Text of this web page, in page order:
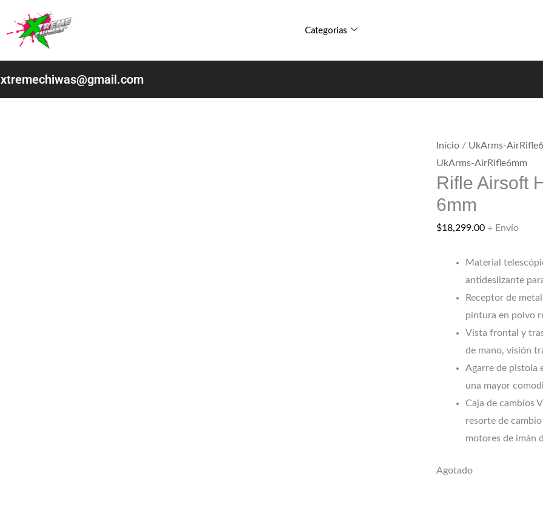
contenido
Categorias
xtremechiwas@gmail.com
Inicio / UkArms-
UkArms-AirRifle6mm
Rifle Airsoft
6mm
$18,299.00 + Envío
Material
antideslizante
Receptor de
pintura en polvo
Vista frontal y
de mano, visión
Agarre de pistola
una mayor
Caja de cambios
resorte de
motores de imán
Agotado